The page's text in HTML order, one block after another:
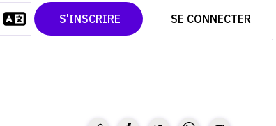
S'INSCRIRE SE CONNECTER
TWITTER
PINTEREST